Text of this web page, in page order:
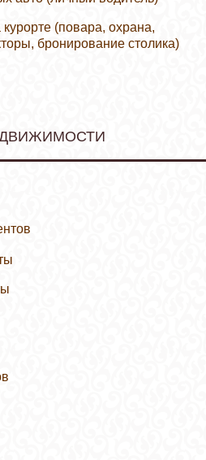
(повара, охрана,
бронирование столика)